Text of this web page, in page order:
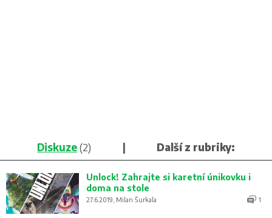
Diskuze(2) | Další z rubriky:
Unlock! Zahrajte si karetní únikovku i
doma na stole
27.6.2019, Milan Šurkala 1